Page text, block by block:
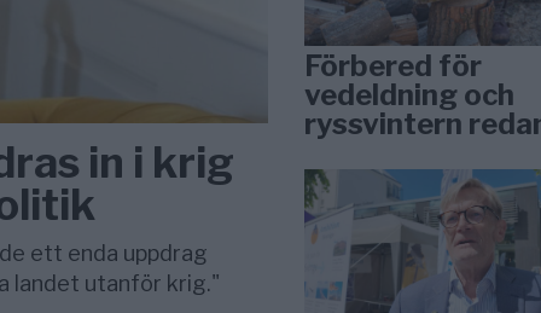
in i krig
ett enda uppdrag
landet utanför krig."
Förbered för
vedeldning och
ryssvintern